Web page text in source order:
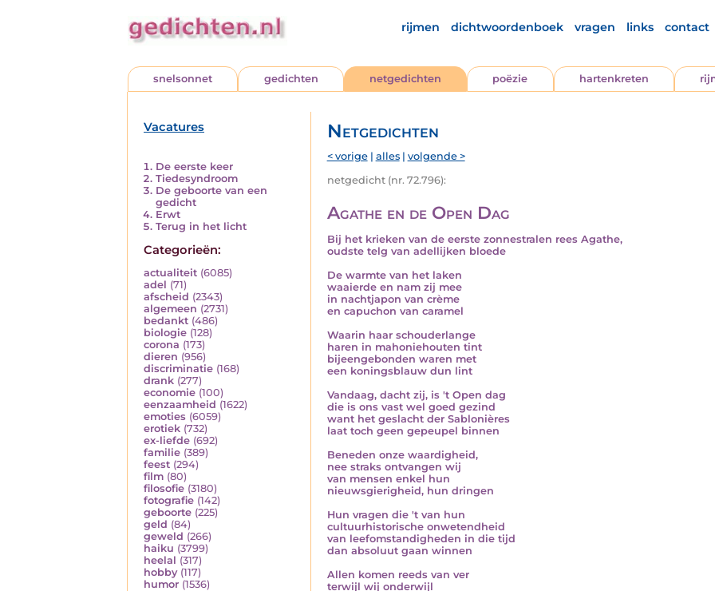
rijmen dichtwoordenboek vragen links contact
snelsonnet gedichten netgedichten poëzie hartenkreten
Vacatures
De eerste keer
Tiedesyndroom
De geboorte van een
gedicht
Erwt
Terug in het licht
Categorieën:
actualiteit (6085)
adel (71)
afscheid (2343)
algemeen (2731)
bedankt (486)
biologie (128)
corona (173)
dieren (956)
discriminatie (168)
drank (277)
economie (100)
eenzaamheid (1622)
emoties (6059)
erotiek (732)
ex-liefde (692)
familie (389)
feest (294)
film (80)
filosofie (3180)
fotografie (142)
geboorte (225)
geld (84)
geweld (266)
haiku (3799)
heelal (317)
hobby (117)
humor (1536)
Netgedichten
< vorige| alles| volgende >
netgedicht (nr. 72.796):
Agathe en de Open Dag
Bij het krieken van de eerste zonnestralen rees Agathe,
oudste telg van adellijken bloede
De warmte van het laken
waaierde en nam zij mee
in nachtjapon van crème
en capuchon van caramel
Waarin haar schouderlange
haren in mahoniehouten tint
bijeengebonden waren met
een koningsblauw dun lint
Vandaag, dacht zij, is 't Open dag
die is ons vast wel goed gezind
want het geslacht der Sablonières
laat toch geen gepeupel binnen
Beneden onze waardigheid,
nee straks ontvangen wij
van mensen enkel hun
nieuwsgierigheid, hun dringen
Hun vragen die 't van hun
cultuurhistorische onwetendheid
van leefomstandigheden in die tijd
dan absoluut gaan winnen
Allen komen reeds van ver
terwijl wij onderwijl